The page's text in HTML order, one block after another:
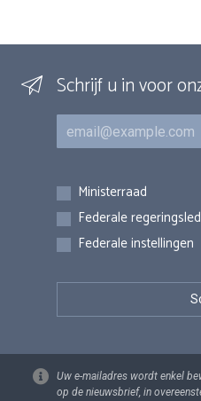
Schrijf u in voor
E-mail
Inschrijvingen
Ministerraad
Federale
Federale instellingen
Uw e-mailadres wordt enkel
op de nieuwsbrief, in